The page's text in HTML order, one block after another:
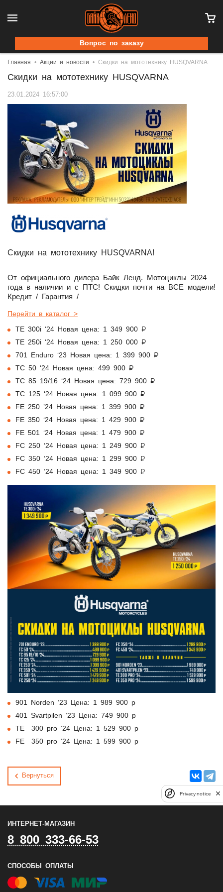
Вопрос по заказу
Главная Акции и новости Скидки на мототехнику HUSQVARNA
Скидки на мототехнику HUSQVARNA
23.01.2024 16:57:00
Скидки на мототехнику HUSQVARNA!
От официального дилера Байк Ленд. Мотоциклы 2024
года в наличии и с ПТС! Скидки почти на ВСЕ модели!
Кредит / Гарантия /
Перейти в каталог >
TE 300i ‘24 Новая цена: 1 349 900 ₽
TE 250i ‘24 Новая цена: 1 250 000 ₽
701 Enduro ‘23 Новая цена: 1 399 900 ₽
TC 50 ‘24 Новая цена: 499 900 ₽
TC 85 19/16 ‘24 Новая цена: 729 900 ₽
TC 125 ‘24 Новая цена: 1 099 900 ₽
FE 250 ’24 Новая цена: 1 399 900 ₽
FE 350 ‘24 Новая цена: 1 429 900 ₽
FE 501 ‘24 Новая цена: 1 479 900 ₽
FC 250 ‘24 Новая цена: 1 249 900 ₽
FC 350 ‘24 Новая цена: 1 299 900 ₽
FC 450 ‘24 Новая цена: 1 349 900 ₽
901 Norden ‘23 Цена: 1 989 900 р
401 Svartpilen ‘23 Цена: 749 900 р
TE 300 pro ‘24 Цена: 1 529 900 р
FE 350 pro ‘24 Цена: 1 599 900 р
Вернуться
ИНТЕРНЕТ-МАГАЗИН
8 800 333-66-53
СПОСОБЫ ОПЛАТЫ
Privacy notice